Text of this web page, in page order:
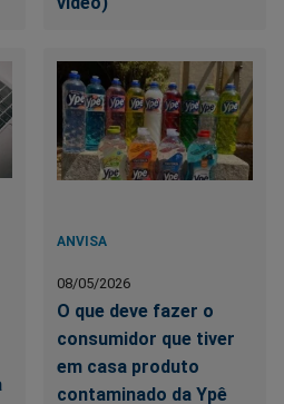
ANVISA
08/05/2026
O que deve fazer o
consumidor que tiver
em casa produto
contaminado da Ypê